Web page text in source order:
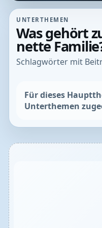
UNTERTHEMEN
Was gehört
nette
Schlagwörter mit
Für dieses
Unterthemen